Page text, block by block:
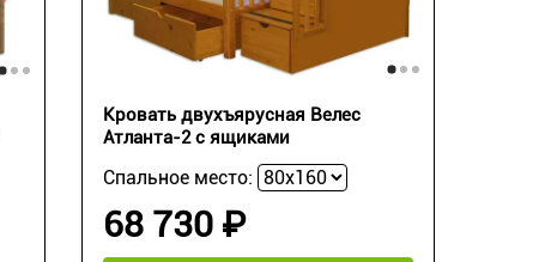
Кровать двухъярусная Велес
Атланта-2 с ящиками
Спальное место:
68 730 ₽